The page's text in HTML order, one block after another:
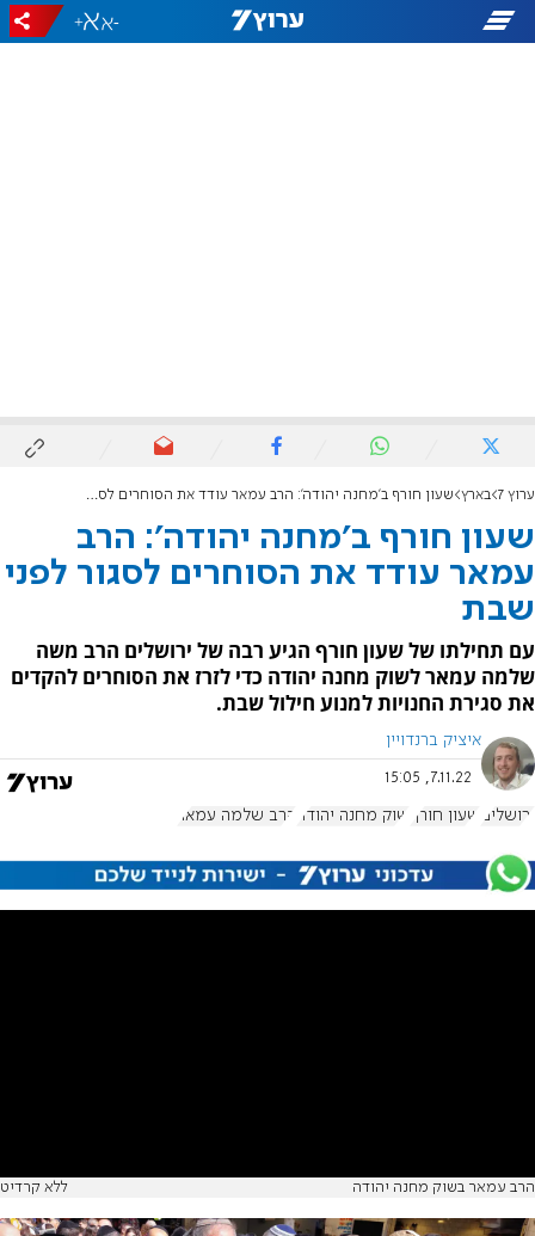
-
+
ערוץ 7 בארץ שעון חורף ב'מחנה יהודה': הרב עמאר עודד את הסוחרים לסגור לפני שבת
שעון חורף ב'מחנה יהודה': הרב
עמאר עודד את הסוחרים לסגור לפני
שבת
עם תחילתו של שעון חורף הגיע רבה של ירושלים הרב משה
שלמה עמאר לשוק מחנה יהודה כדי לזרז את הסוחרים להקדים
את סגירת החנויות למנוע חילול שבת.
איציק ברנדויין
7.11.22, 15:05
ירושלים שעון חורף שוק מחנה יהודה הרב שלמה עמאר
הרב עמאר בשוק מחנה יהודה ללא קרדיט